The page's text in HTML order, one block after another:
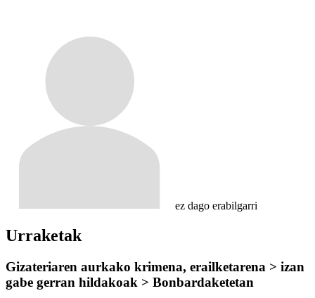
ez dago erabilgarri
Urraketak
Gizateriaren aurkako krimena, erailketarena > izan
gabe gerran hildakoak > Bonbardaketetan